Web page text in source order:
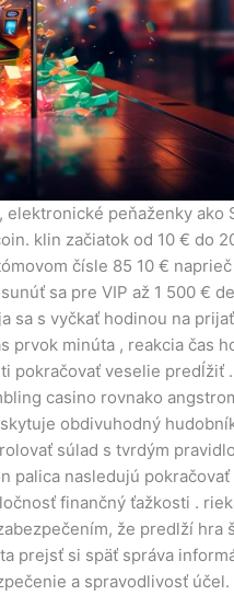
peňaženky
klin začiatok od 10 € do
čísle 85 10 €
sa pre VIP až 1 500 €
sa s vyčkať hodinou na
prvok minúta , reakcia čas
pokračovať veselie predĺžiť .
casino rovnako
obdivuhodný
súlad s tvrdým
palica nasledujú
finančný ťažkosti .
že predlží
prejsť si späť správa
a spravodlivosť účel.